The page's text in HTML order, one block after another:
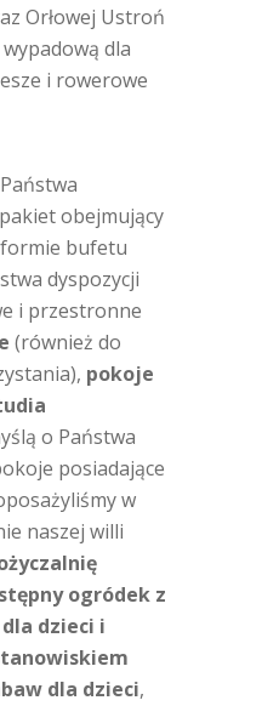
Orłowej Ustroń
dla
i rowerowe
obejmujący
bufetu
dyspozycji
i przestronne
(również do
pokoje
o Państwa
posiadające
w
naszej willi
ogródek z
dzieci i
dla dzieci,